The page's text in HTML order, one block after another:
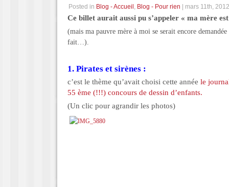
Posted in Blog - Accueil , Blog - Pour rien | mars 11th, 2012
Ce billet aurait aussi pu s’appeler « ma mère
(mais ma pauvre mère à moi se serait encore
fait…).
1. Pirates et sirènes :
c’est le thème qu’avait choisi cette année le
55 ème (!!!) concours de dessin d’enfants.
(Un clic pour agrandir les photos)